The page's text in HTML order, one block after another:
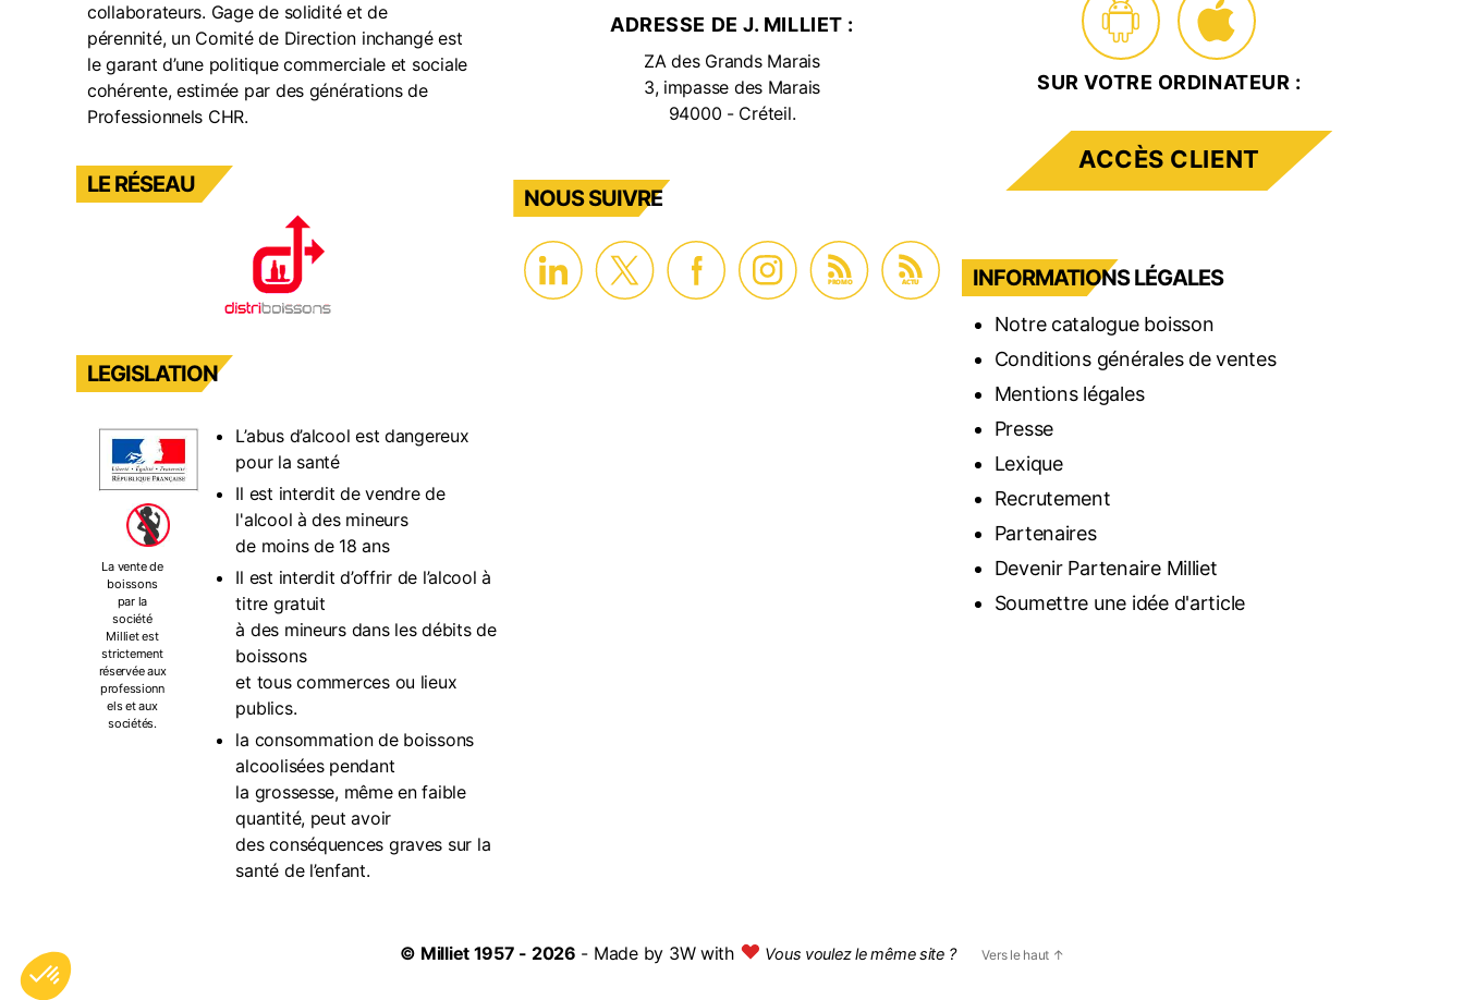
collaborateurs. Gage de solidité et de
pérennité, un Comité de Direction inchangé est
le garant d’une politique commerciale et sociale
cohérente, estimée par des générations de
Professionnels CHR.
LE RÉSEAU
LEGISLATION
La vente de
boissons
par la
société
Milliet est
strictement
réservée aux
professionn
els et aux
sociétés.
L’abus d’alcool est dangereux
pour la santé
Il est interdit de vendre de
l'alcool à des mineurs
de moins de 18 ans
Il est interdit d’offrir de l’alcool à
titre gratuit
à des mineurs dans les débits de
boissons
et tous commerces ou lieux
publics.
la consommation de boissons
alcoolisées pendant
la grossesse, même en faible
quantité, peut avoir
des conséquences graves sur la
santé de l’enfant.
ADRESSE DE J. MILLIET :
ZA des Grands Marais
3, impasse des Marais
94000 - Créteil.
NOUS SUIVRE
PROMO ACTU
SUR VOTRE ORDINATEUR :
ACCÈS CLIENT
INFORMATIONS LÉGALES
Notre catalogue boisson
Conditions générales de ventes
Mentions légales
Presse
Lexique
Recrutement
Partenaires
Devenir Partenaire Milliet
Soumettre une idée d'article
© Milliet 1957 - 2026 - Made by 3W with Vous voulez le même site ? Vers le haut ↑